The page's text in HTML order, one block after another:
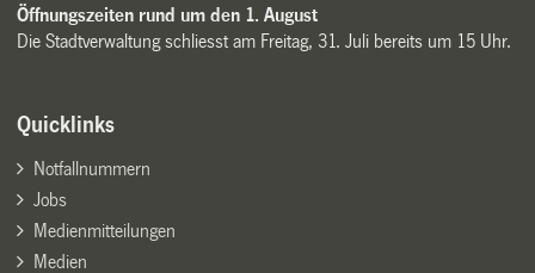
Öffnungszeiten rund um den 1. August
Die Stadtverwaltung schliesst am Freitag, 31. Juli bereits um 15 Uhr.
Quicklinks
Notfallnummern
Jobs
Medienmitteilungen
Medien